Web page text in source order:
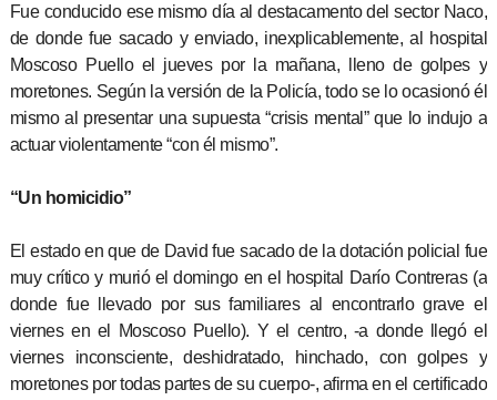
Fue conducido ese mismo día al destacamento del sector Naco,
de donde fue sacado y enviado, inexplicablemente, al hospital
Moscoso Puello el jueves por la mañana, lleno de golpes y
moretones. Según la versión de la Policía, todo se lo ocasionó él
mismo al presentar una supuesta “crisis mental” que lo indujo a
actuar violentamente “con él mismo”.
“Un homicidio”
El estado en que de David fue sacado de la dotación policial fue
muy crítico y murió el domingo en el hospital Darío Contreras (a
donde fue llevado por sus familiares al encontrarlo grave el
viernes en el Moscoso Puello). Y el centro, -a donde llegó el
viernes inconsciente, deshidratado, hinchado, con golpes y
moretones por todas partes de su cuerpo-, afirma en el certificado